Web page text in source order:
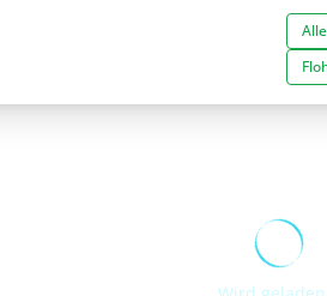
Alle